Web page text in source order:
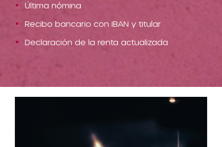
Última nómina
Recibo bancario con IBAN y titular
Declaración de la renta actualizada